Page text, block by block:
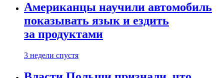
Американцы научили автомобиль
показывать язык и ездить
за продуктами
3 недели спустя